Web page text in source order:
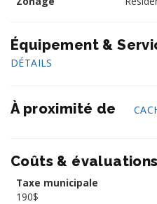
Équipement &
DÉTAILS
À proximité de
Coûts & évaluations
Taxe municipale
190$